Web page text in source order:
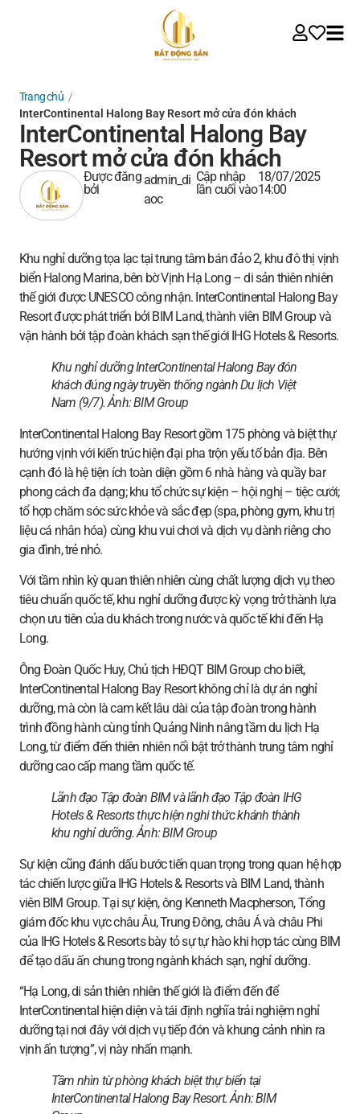
Trang chủ /
InterContinental Halong Bay Resort mở cửa đón khách
InterContinental Halong Bay
Resort mở cửa đón khách
Được đăng
bởi
admin_di
aoc
Cập nhập
lần cuối vào
18/07/2025
14:00
Khu nghỉ dưỡng tọa lạc tại trung tâm bán đảo 2, khu đô thị vịnh
biển Halong Marina, bên bờ Vịnh Hạ Long – di sản thiên nhiên
thế giới được UNESCO công nhận. InterContinental Halong Bay
Resort được phát triển bởi BIM Land, thành viên BIM Group và
vận hành bởi tập đoàn khách sạn thế giới IHG Hotels & Resorts.
Khu nghỉ dưỡng InterContinental Halong Bay đón
khách đúng ngày truyền thống ngành Du lịch Việt
Nam (9/7). Ảnh:BIM Group
InterContinental Halong Bay Resort gồm 175 phòng và biệt thự
hướng vịnh với kiến trúc hiện đại pha trộn yếu tố bản địa. Bên
cạnh đó là hệ tiện ích toàn diện gồm 6 nhà hàng và quầy bar
phong cách đa dạng; khu tổ chức sự kiện – hội nghị – tiệc cưới;
tổ hợp chăm sóc sức khỏe và sắc đẹp (spa, phòng gym, khu trị
liệu cá nhân hóa) cùng khu vui chơi và dịch vụ dành riêng cho
gia đình, trẻ nhỏ.
Với tầm nhìn kỳ quan thiên nhiên cùng chất lượng dịch vụ theo
tiêu chuẩn quốc tế, khu nghỉ dưỡng được kỳ vọng trở thành lựa
chọn ưu tiên của du khách trong nước và quốc tế khi đến Hạ
Long.
Ông Đoàn Quốc Huy, Chủ tịch HĐQT BIM Group cho biết,
InterContinental Halong Bay Resort không chỉ là dự án nghỉ
dưỡng, mà còn là cam kết lâu dài của tập đoàn trong hành
trình đồng hành cùng tỉnh Quảng Ninh nâng tầm du lịch Hạ
Long, từ điểm đến thiên nhiên nổi bật trở thành trung tâm nghỉ
dưỡng cao cấp mang tầm quốc tế.
Lãnh đạo Tập đoàn BIM và lãnh đạo Tập đoàn IHG
Hotels & Resorts thực hiện nghi thức khánh thành
khu nghỉ dưỡng. Ảnh:BIM Group
Sự kiện cũng đánh dấu bước tiến quan trọng trong quan hệ hợp
tác chiến lược giữa IHG Hotels & Resorts và BIM Land, thành
viên BIM Group. Tại sự kiện, ông Kenneth Macpherson, Tổng
giám đốc khu vực châu Âu, Trung Đông, châu Á và châu Phi
của IHG Hotels & Resorts bày tỏ sự tự hào khi hợp tác cùng BIM
để tạo dấu ấn chung trong ngành khách sạn, nghỉ dưỡng.
“Hạ Long, di sản thiên nhiên thế giới là điểm đến để
InterContinental hiện diện và tái định nghĩa trải nghiệm nghỉ
dưỡng tại nơi đây với dịch vụ tiếp đón và khung cảnh nhìn ra
vịnh ấn tượng”, vị này nhấn mạnh.
Tầm nhìn từ phòng khách biệt thự biển tại
InterContinental Halong Bay Resort. Ảnh:BIM